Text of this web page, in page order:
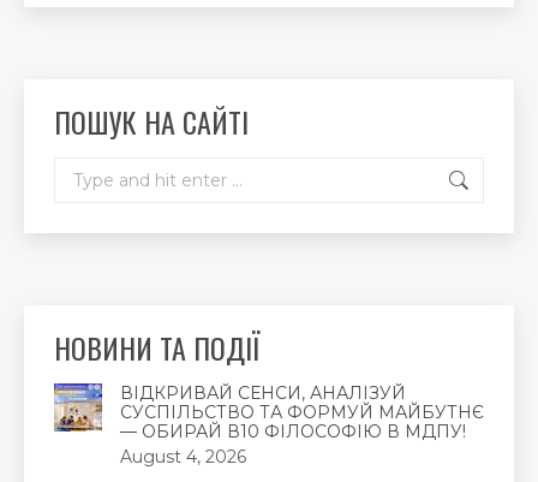
page
window
page
window
page
window
ПОШУК НА САЙТІ
НОВИНИ ТА ПОДІЇ
ВІДКРИВАЙ СЕНСИ, АНАЛІЗУЙ
СУСПІЛЬСТВО ТА ФОРМУЙ МАЙБУТНЄ
— ОБИРАЙ В10 ФІЛОСОФІЮ В МДПУ!
August 4, 2026